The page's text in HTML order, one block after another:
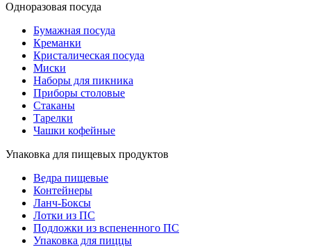
Одноразовая посуда
Бумажная посуда
Креманки
Кристалическая посуда
Миски
Наборы для пикника
Приборы столовые
Стаканы
Тарелки
Чашки кофейные
Упаковка для пищевых продуктов
Ведра пищевые
Контейнеры
Ланч-Боксы
Лотки из ПС
Подложки из вспененного ПС
Упаковка для пиццы